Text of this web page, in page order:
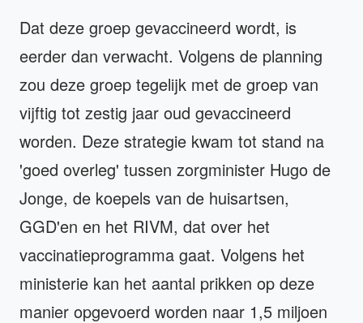
Dat deze groep gevaccineerd wordt, is
eerder dan verwacht. Volgens de planning
zou deze groep tegelijk met de groep van
vijftig tot zestig jaar oud gevaccineerd
worden. Deze strategie kwam tot stand na
'goed overleg' tussen zorgminister Hugo de
Jonge, de koepels van de huisartsen,
GGD'en en het RIVM, dat over het
vaccinatieprogramma gaat. Volgens het
ministerie kan het aantal prikken op deze
manier opgevoerd worden naar 1,5 miljoen